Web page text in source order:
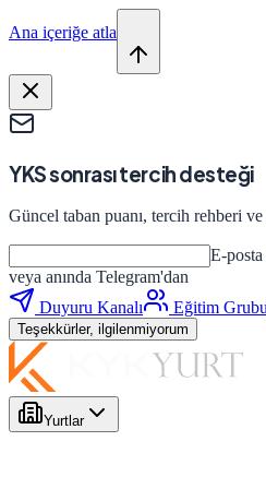
Ana içeriğe atla
YKS sonrası tercih desteği
Güncel taban puanı, tercih rehberi
E-posta
veya anında Telegram'dan
Duyuru Kanalı
Eğitim
Teşekkürler, ilgilenmiyorum
Yurtlar